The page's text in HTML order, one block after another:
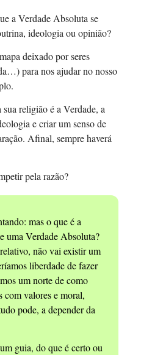
a Verdade Absoluta se
ideologia ou opinião?
deixado por seres
para nos ajudar no nosso
religião é a Verdade, a
e criar um senso de
Afinal, sempre haverá
pela razão?
mas o que é a
uma Verdade Absoluta?
não vai existir um
liberdade de fazer
um norte de como
valores e moral,
pode, a depender da
guia, do que é certo ou